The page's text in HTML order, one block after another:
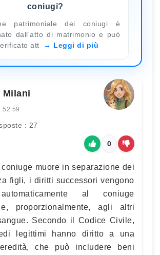
coniugi?
patrimoniale dei coniugi è
dall'atto di matrimonio e può
att
Leggi di più
Milani
: 27
0
muore in separazione dei
figli, i diritti successori vengono
al coniuge
proporzionalmente, agli altri
Secondo il Codice Civile,
legittimi hanno diritto a una
che può includere beni